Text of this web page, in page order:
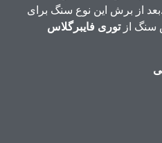
از برش این نوع سنگ برای
سنگ ازتوری فایبرگلاس